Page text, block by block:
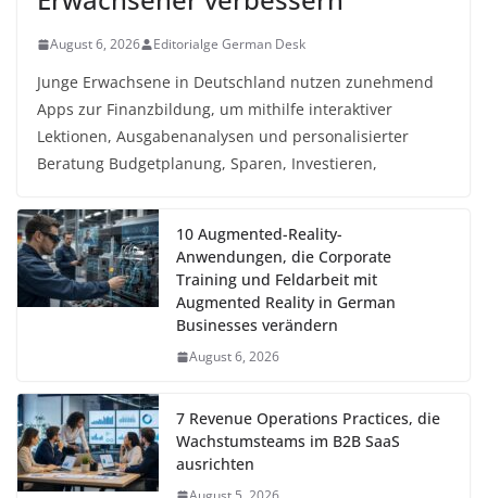
August 6, 2026 Editorialge German Desk
Junge Erwachsene in Deutschland nutzen zunehmend
Apps zur Finanzbildung, um mithilfe interaktiver
Lektionen, Ausgabenanalysen und personalisierter
Beratung Budgetplanung, Sparen, Investieren,
10 Augmented-Reality-
Anwendungen, die Corporate
Training und Feldarbeit mit
Augmented Reality in German
Businesses verändern
August 6, 2026
7 Revenue Operations Practices, die
Wachstumsteams im B2B SaaS
ausrichten